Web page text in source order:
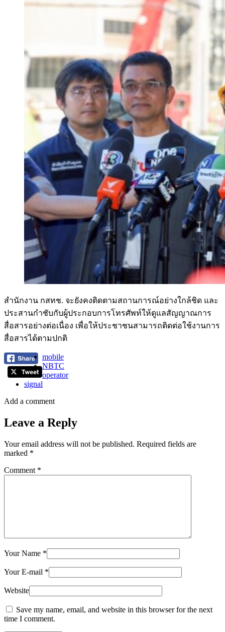
สำนักงาน กสทช. จะยังคงติดตามสถานการณ์อย่างใกล้ชิด และ
ประสานกำชับกับผู้ประกอบการโทรศัพท์ให้ดูแลสัญญาณการ
สื่อสารอย่างต่อเนื่อง เพื่อให้ประชาชนสามารถติดต่อใช้งานการ
สื่อสารได้ตามปกติ
mobile
NBTC
operator
signal
Add a comment
Leave a Reply
Your email address will not be published. Required fields are
marked *
Comment *
Your Name *
Your E-mail *
Website
Save my name, email, and website in this browser for the next
time I comment.